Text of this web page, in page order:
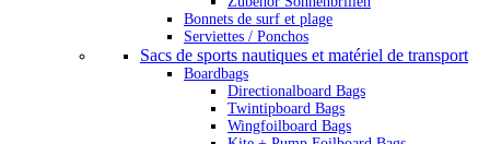
Bonnets de surf et plage
Serviettes / Ponchos
Sacs de sports nautiques et matériel de transport
Boardbags
Directionalboard Bags
Twintipboard Bags
Wingfoilboard Bags